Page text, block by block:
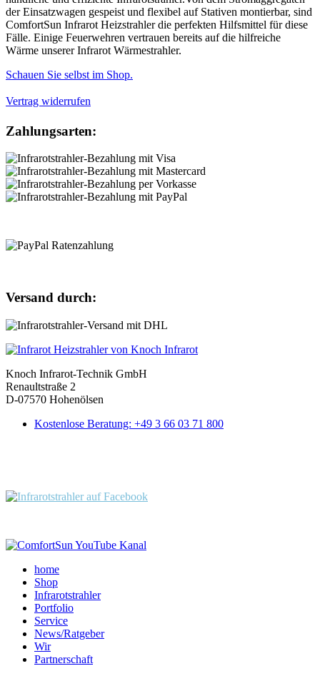
der Einsatzwagen gespeist und flexibel auf Stativen montierbar, sind
ComfortSun Infrarot Heizstrahler die perfekten Hilfsmittel für diese
Fälle. Einige Feuerwehren vertrauen bereits auf die hilfreiche
Wärme unserer Infrarot Wärmestrahler.
Schauen Sie selbst im Shop.
Vertrag widerrufen
Zahlungsarten:
Versand durch:
Knoch Infrarot-Technik GmbH
Renaultstraße 2
D-07570 Hohenölsen
Kostenlose Beratung: +49 3 66 03 71 800
home
Shop
Infrarotstrahler
Portfolio
Service
News/Ratgeber
Wir
Partnerschaft